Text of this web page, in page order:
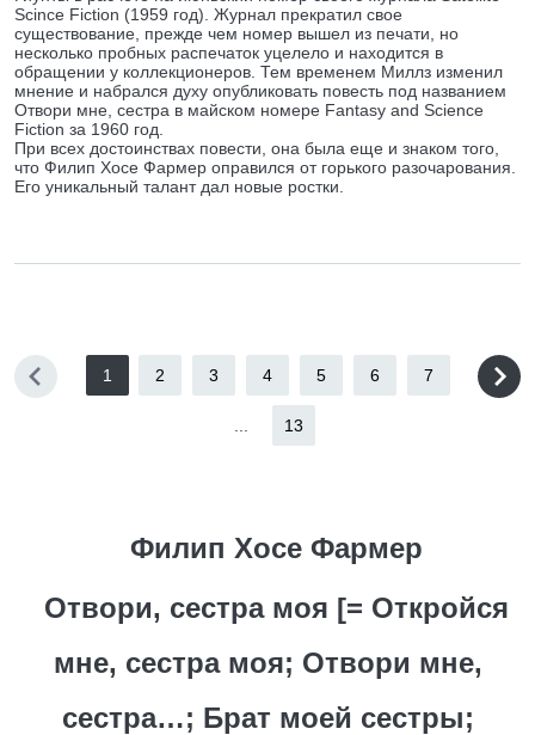
Scince Fiction (1959 год). Журнал прекратил свое
существование, прежде чем номер вышел из печати, но
несколько пробных распечаток уцелело и находится в
обращении у коллекционеров. Тем временем Миллз изменил
мнение и набрался духу опубликовать повесть под названием
Отвори мне, сестра в майском номере Fantasy and Science
Fiction за 1960 год.
При всех достоинствах повести, она была еще и знаком того,
что Филип Хосе Фармер оправился от горького разочарования.
Его уникальный талант дал новые ростки.
1 2 3 4 5 6 7
13
Филип Хосе Фармер
Отвори, сестра моя [= Откройся
мне, сестра моя; Отвори мне,
сестра…; Брат моей сестры;